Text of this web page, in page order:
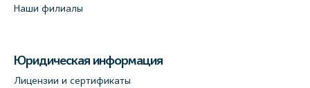
Наши филиалы
Юридическая информация
Лицензии и сертификаты